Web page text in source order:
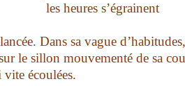
les heures s’égrainent
Dans sa vague
le sillon mouvementé de sa
vite écoulées.